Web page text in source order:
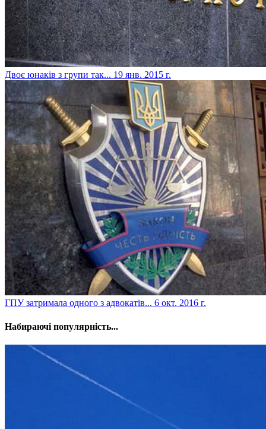
Двоє юнаків з групи так... 19 янв. 2015 г.
​ГПУ затримала одного з адвокатів... 6 окт. 2016 г.
Набираючі популярність...